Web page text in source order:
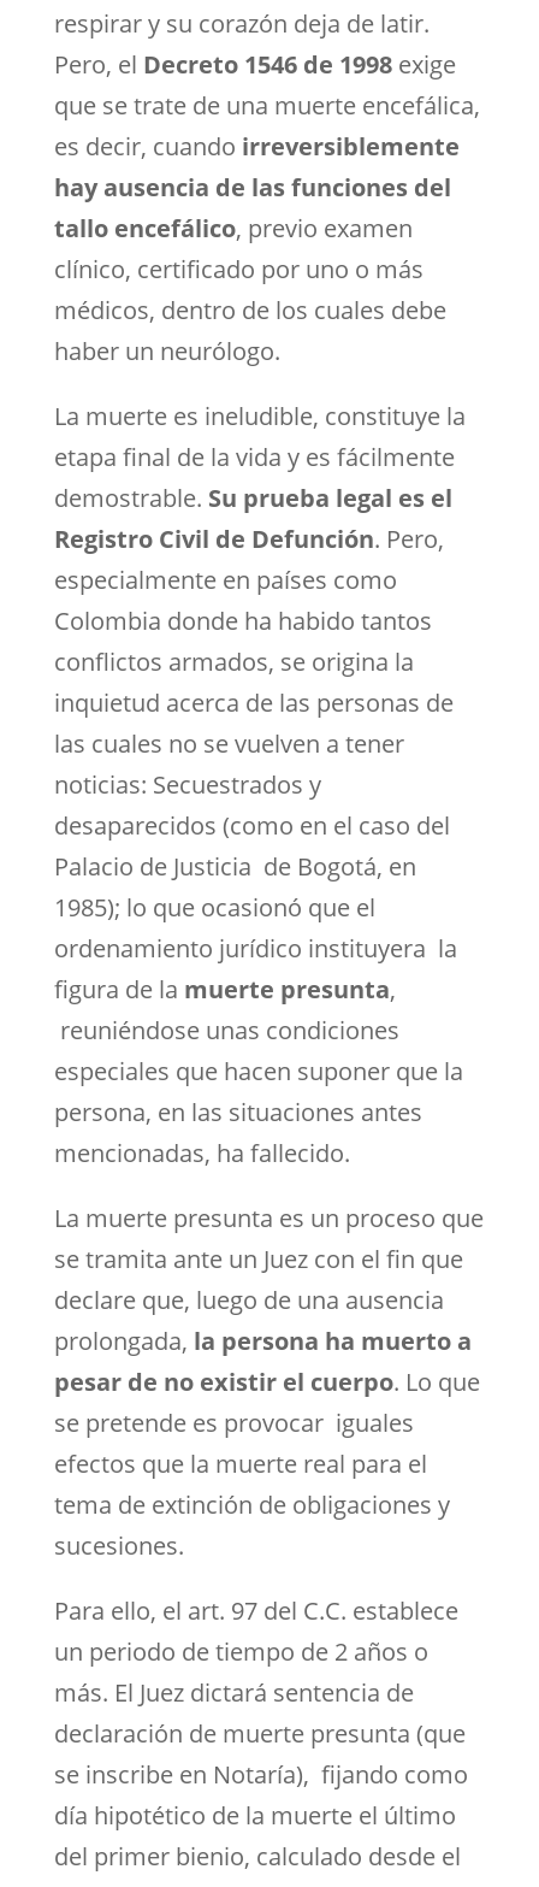
respirar y su corazón deja de latir.
Pero, el Decreto 1546 de 1998exige
que se trate de una muerte encefálica,
es decir, cuando irreversiblemente
hay ausencia de las funciones del
tallo encefálico, previo examen
clínico, certificado por uno o más
médicos, dentro de los cuales debe
haber un neurólogo.
La muerte es ineludible, constituye la
etapa final de la vida y es fácilmente
demostrable. Su prueba legal es el
Registro Civil de Defunción. Pero,
especialmente en países como
Colombia donde ha habido tantos
conflictos armados, se origina la
inquietud acerca de las personas de
las cuales no se vuelven a tener
noticias: Secuestrados y
desaparecidos (como en el caso del
Palacio de Justicia de Bogotá, en
1985); lo que ocasionó que el
ordenamiento jurídico instituyera la
figura de la muerte presunta,
reuniéndose unas condiciones
especiales que hacen suponer que la
persona, en las situaciones antes
mencionadas, ha fallecido.
La muerte presunta es un proceso que
se tramita ante un Juez con el fin que
declare que, luego de una ausencia
prolongada, la persona ha muerto a
pesar de no existir el cuerpo. Lo que
se pretende es provocar iguales
efectos que la muerte real para el
tema de extinción de obligaciones y
sucesiones.
Para ello, el art. 97 del C.C. establece
un periodo de tiempo de 2 años o
más. El Juez dictará sentencia de
declaración de muerte presunta (que
se inscribe en Notaría), fijando como
día hipotético de la muerte el último
del primer bienio, calculado desde el